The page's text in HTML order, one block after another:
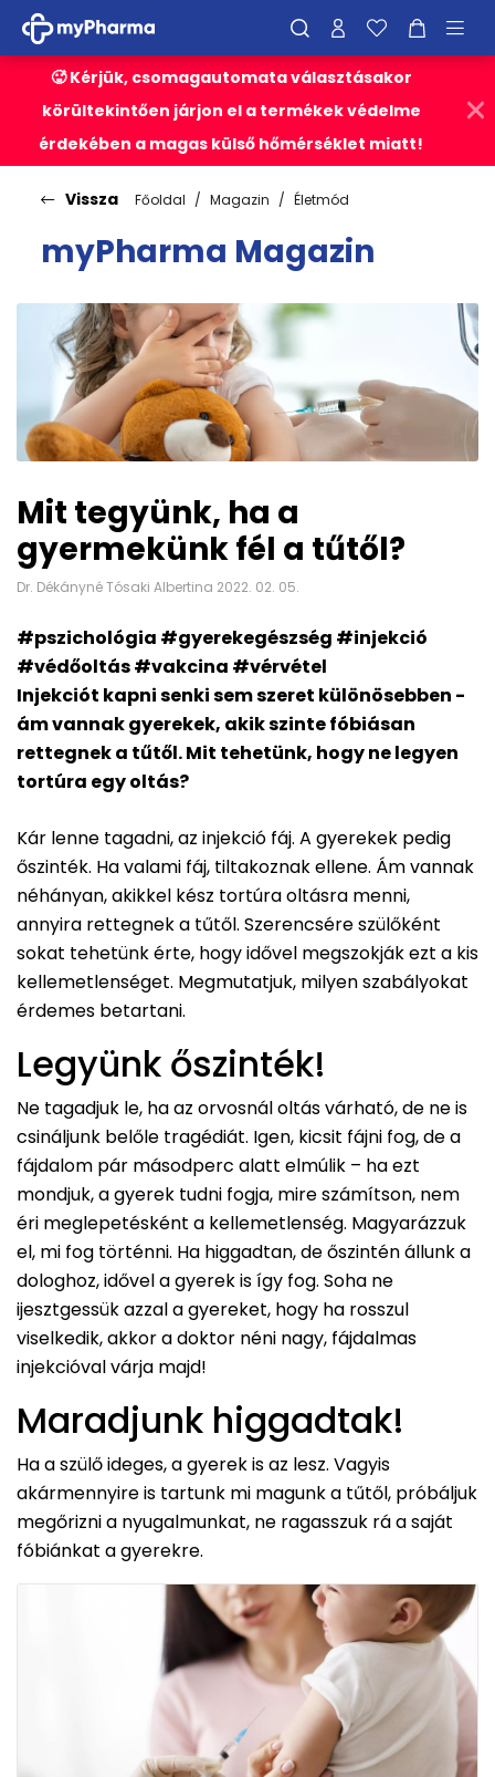
🥵 Kérjük, csomagautomata választásakor
körültekintően járjon el a termékek védelme
érdekében a magas külső hőmérséklet miatt!
Vissza Főoldal Magazin Életmód
myPharma Magazin
Mit tegyünk, ha a
gyermekünk fél a tűtől?
Dr. Dékányné Tósaki Albertina 2022. 02. 05.
#pszichológia #gyerekegészség #injekció
#védőoltás #vakcina #vérvétel
Injekciót kapni senki sem szeret különösebben -
ám vannak gyerekek, akik szinte fóbiásan
rettegnek a tűtől. Mit tehetünk, hogy ne legyen
tortúra egy oltás?
Kár lenne tagadni, az injekció fáj. A gyerekek pedig
őszinték. Ha valami fáj, tiltakoznak ellene. Ám vannak
néhányan, akikkel kész tortúra oltásra menni,
annyira rettegnek a tűtől. Szerencsére szülőként
sokat tehetünk érte, hogy idővel megszokják ezt a kis
kellemetlenséget. Megmutatjuk, milyen szabályokat
érdemes betartani.
Legyünk őszinték!
Ne tagadjuk le, ha az orvosnál oltás várható, de ne is
csináljunk belőle tragédiát. Igen, kicsit fájni fog, de a
fájdalom pár másodperc alatt elmúlik – ha ezt
mondjuk, a gyerek tudni fogja, mire számítson, nem
éri meglepetésként a kellemetlenség. Magyarázzuk
el, mi fog történni. Ha higgadtan, de őszintén állunk a
dologhoz, idővel a gyerek is így fog. Soha ne
ijesztgessük azzal a gyereket, hogy ha rosszul
viselkedik, akkor a doktor néni nagy, fájdalmas
injekcióval várja majd!
Maradjunk higgadtak!
Ha a szülő ideges, a gyerek is az lesz. Vagyis
akármennyire is tartunk mi magunk a tűtől, próbáljuk
megőrizni a nyugalmunkat, ne ragasszuk rá a saját
fóbiánkat a gyerekre.